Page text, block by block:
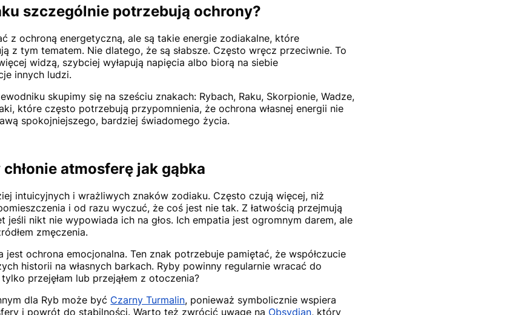
szczególnie potrzebują ochrony?
z ochroną energetyczną, ale są takie energie zodiakalne, które
z tym tematem. Nie dlatego, że są słabsze. Często wręcz przeciwnie. To
widzą, szybciej wyłapują napięcia albo biorą na siebie
innych ludzi.
skupimy się na sześciu znakach: Rybach, Raku, Skorpionie, Wadze,
które często potrzebują przypomnienia, że ochrona własnej energii nie
spokojniejszego, bardziej świadomego życia.
atmosferę jak gąbka
intuicyjnych i wrażliwych znaków zodiaku. Często czują więcej, niż
i od razu wyczuć, że coś jest nie tak. Z łatwością przejmują
jeśli nikt nie wypowiada ich na głos. Ich empatia jest ogromnym darem, ale
zmęczenia.
jest ochrona emocjonalna. Ten znak potrzebuje pamiętać, że współczucie
historii na własnych barkach. Ryby powinny regularnie wracać do
przejęłam lub przejąłem z otoczenia?
dla Ryb może być Czarny Turmalin, ponieważ symbolicznie wspiera
i powrót do stabilności. Warto też zwrócić uwagę na Obsydian, który